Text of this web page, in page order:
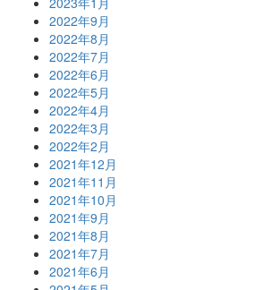
2022年9月
2022年8月
2022年7月
2022年6月
2022年5月
2022年4月
2022年3月
2022年2月
2021年12月
2021年11月
2021年10月
2021年9月
2021年8月
2021年7月
2021年6月